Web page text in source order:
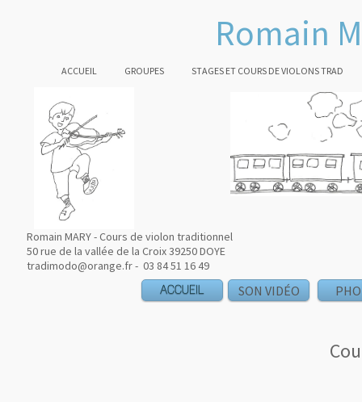
Romain
ACCUEIL GROUPES STAGES ET COURS DE VIOLONS TRAD
SON VIDÉO
Romain MARY - Cours de violon traditionnel
50 rue de la vallée de la Croix 39250 DOYE
tradimodo@orange.fr - 03 84 51 16 49
ACCUEIL